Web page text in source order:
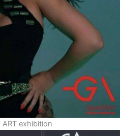
ART exhibition